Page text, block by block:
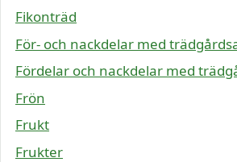
Fikonträd
För- och nackdelar med
Fördelar och nackdelar med
Frön
Frukt
Frukter